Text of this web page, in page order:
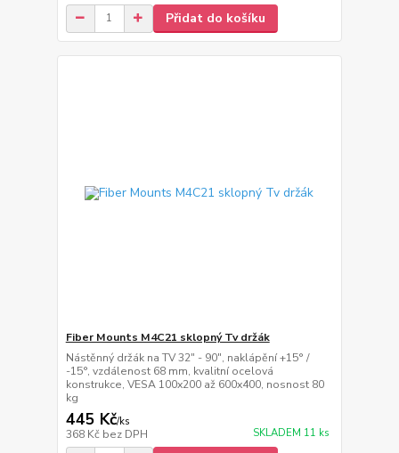
Přidat do košíku
Fiber Mounts M4C21 sklopný Tv držák
Nástěnný držák na TV 32" - 90", naklápění +15° /
-15°, vzdálenost 68 mm, kvalitní ocelová
konstrukce, VESA 100x200 až 600x400, nosnost 80
kg
445 Kč/ks
368 Kč bez DPH SKLADEM 11 ks